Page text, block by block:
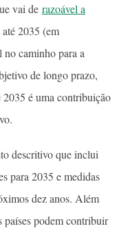
vai de razoável a
2035 (em
caminho para a
de longo prazo,
2035 é uma contribuição
descritivo que inclui
para 2035 e medidas
dez anos. Além
podem contribuir